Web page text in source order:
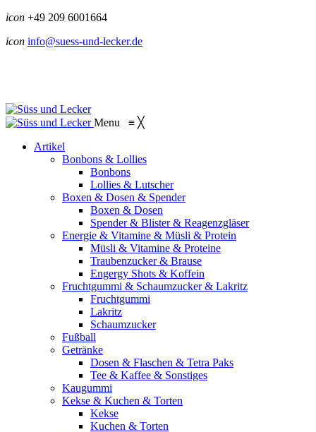
icon +49 209 6001664
icon info@suess-und-lecker.de
Menu ≡ ╳
Artikel
Bonbons & Lollies
Bonbons
Lollies & Lutscher
Boxen & Dosen & Spender
Boxen & Dosen
Spender & Blister & Reagenzgläser
Energie & Vitamine & Müsli & Protein
Müsli & Vitamine & Proteine
Traubenzucker & Brause
Engergy Shots & Koffein
Fruchtgummi & Schaumzucker & Lakritz
Fruchtgummi
Lakritz
Schaumzucker
Fußball
Getränke
Dosen & Flaschen & Tetra Paks
Tee & Kaffee & Sonstiges
Kaugummi
Kekse & Kuchen & Torten
Kekse
Kuchen & Torten